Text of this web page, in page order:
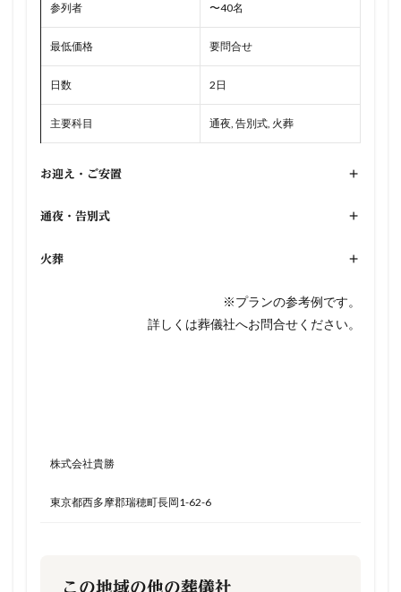
参列者 〜40名
最低価格 要問合せ
日数 2日
主要科目 通夜, 告別式, 火葬
お迎え・ご安置 +
通夜・告別式 +
火葬 +
※プランの参考例です。
詳しくは葬儀社へお問合せください。
株式会社貴勝
東京都西多摩郡瑞穂町長岡1-62-6
この地域の他の葬儀社